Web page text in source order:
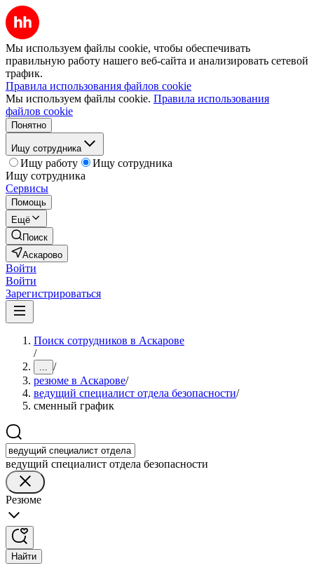
Мы используем файлы cookie, чтобы обеспечивать
правильную работу нашего веб-сайта и анализировать сетевой
трафик.
Правила использования файлов cookie
Мы используем файлы cookie. Правила использования
файлов cookie
Понятно
Ищу сотрудника
Ищу работу
Ищу сотрудника
Ищу сотрудника
Сервисы
Помощь
Ещё
Поиск
Аскарово
Войти
Войти
Зарегистрироваться
Поиск сотрудников в Аскарове
/
... /
резюме в Аскарове/
ведущий специалист отдела безопасности/
сменный график
ведущий специалист отдела безопасности
Резюме
Найти